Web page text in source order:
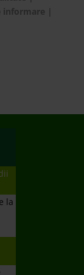
informare
la